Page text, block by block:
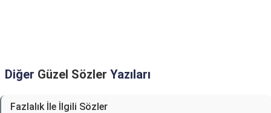
Diğer Güzel Sözler Yazıları
Fazlalık İle İlgili Sözler